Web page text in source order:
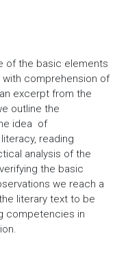
of the basic elements
comprehension of
excerpt from the
outline the
idea of
reading
analysis of the
the basic
we reach a
literary text to be
competencies in